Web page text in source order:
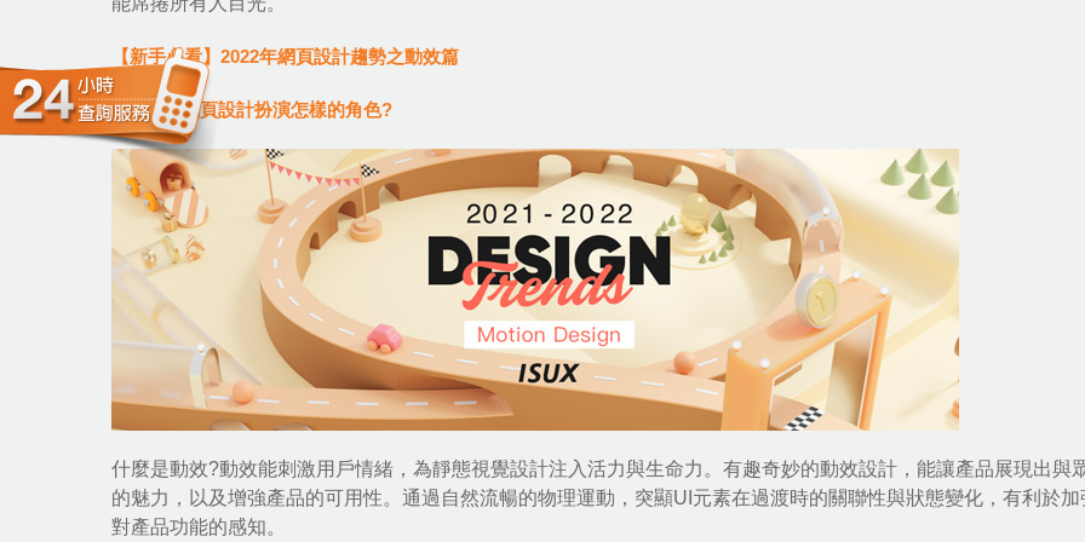
【新手必看】2022年網頁設計趨勢之動效篇
● 動效在網頁設計扮演怎樣的角色?
什麼是動效?動效能刺激用戶情緒，為靜態視覺設計注入活力與生命力。有趣奇妙的動效設計，能讓產品展現出與
的魅力，以及增強產品的可用性。通過自然流暢的物理運動，突顯UI元素在過渡時的關聯性與狀態變化，有利於加
對產品功能的感知。